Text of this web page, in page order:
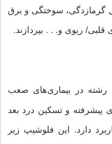
گرمازدگی، سوختگی و برق
ریوی و. . . بپردازند.
رشته در بیماری‌های صعب
پیشرفته و تسکین درد بعد
دارد. این فلوشیپ زیر